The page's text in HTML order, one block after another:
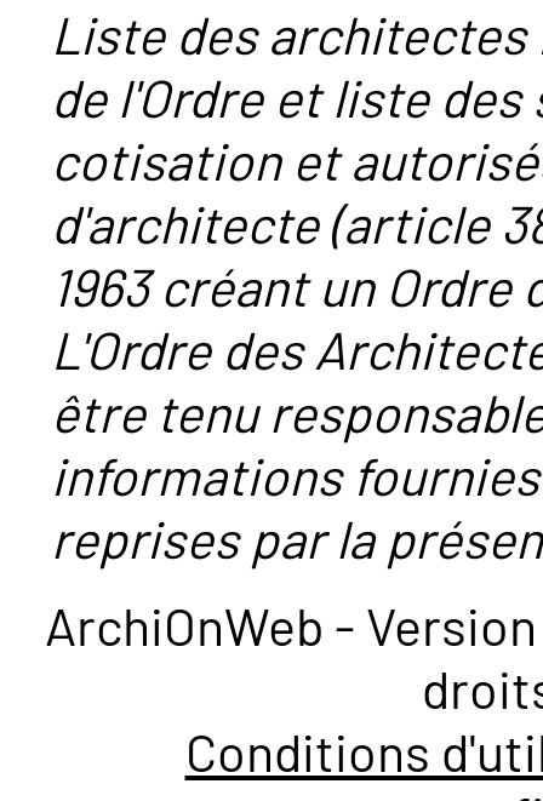
Liste des
de l'Ordre et liste
cotisation et
d'architecte (article
1963 créant un
L'Ordre des
être tenu
informations
reprises par la
ArchiOnWeb -
Conditions